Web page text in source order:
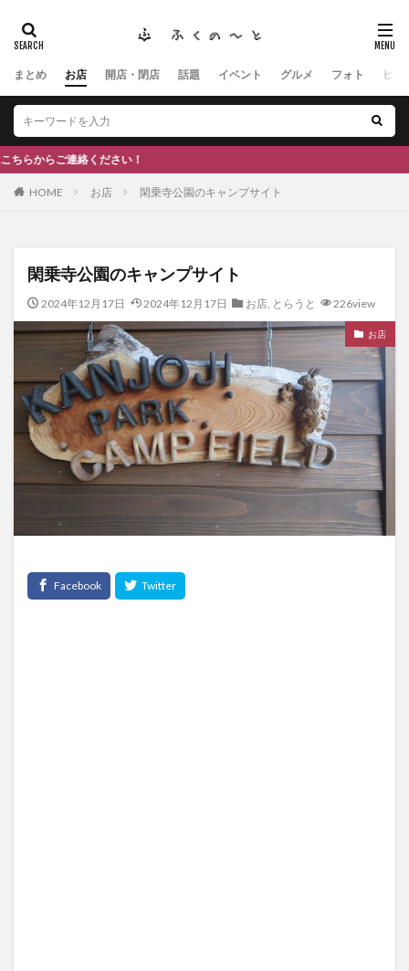
まとめ お店 開店・閉店 話題 イベント グルメ フォト ヒト
HOME お店 閑乗寺公園のキャンプサイト
閑乗寺公園のキャンプサイト
2024年12月17日 2024年12月17日 お店, とらうと 226view
お店
タグ
#ふくの里 南砺 福野 福光
神社
南砺市、蕎麦
スキー場
#イタリアン
ひーちゃん
IOXアローザ #居酒屋
検索